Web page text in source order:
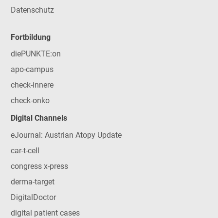
Datenschutz
Fortbildung
diePUNKTE:on
apo-campus
check-innere
check-onko
Digital Channels
eJournal: Austrian Atopy Update
car-t-cell
congress x-press
derma-target
DigitalDoctor
digital patient cases